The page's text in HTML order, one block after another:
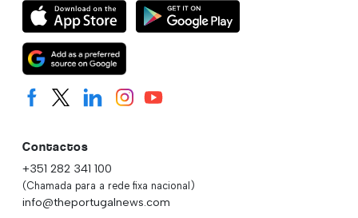
Contactos
+351 282 341 100
(Chamada para a rede fixa nacional)
info@theportugalnews.com